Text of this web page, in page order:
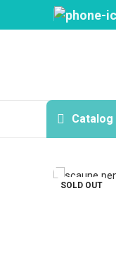
Catalog
SOLD OUT